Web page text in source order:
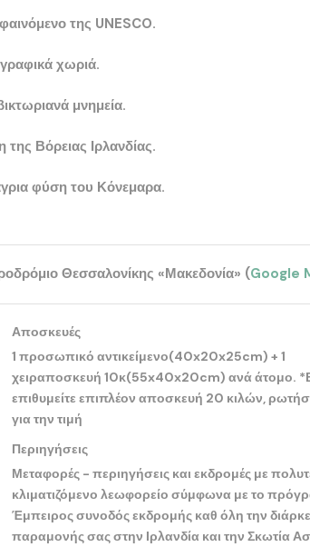
της UNESCO.
χωριά.
μνημεία.
της Βόρειας Ιρλανδίας.
φύση του Κόνεμαρα.
Θεσσαλονίκης «Μακεδονία» (Google
Αποσκευές
1 προσωπικό αντικείμενο(40x20x25cm) + 1
χειραποσκευή 10κ(55x40x20cm) ανά άτομο.
επιθυμείτε επιπλέον αποσκευή 20 κιλών,
για την τιμή
Περιηγήσεις
Μεταφορές - περιηγήσεις και εκδρομές με
κλιματιζόμενο λεωφορείο σύμφωνα με το
Έμπειρος συνοδός εκδρομής καθ όλη την
παραμονής σας στην Ιρλανδία και την Σκωτία